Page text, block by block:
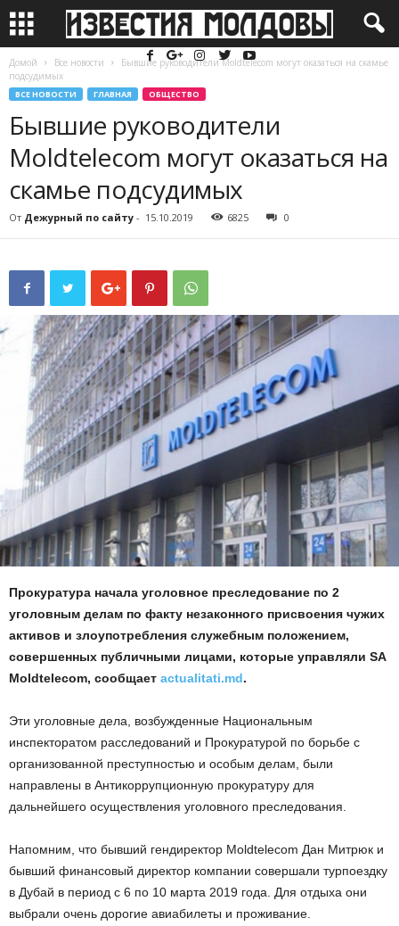
Домой Все новости
Бывшие руководители Moldtelecom могут оказаться на скамье
подсудимых
ВСЕ НОВОСТИ ГЛАВНАЯ ОБЩЕСТВО
Бывшие руководители
Moldtelecom могут оказаться на
скамье подсудимых
От Дежурный по сайту - 15.10.2019 6825 0
Прокуратура начала уголовное преследование по 2
уголовным делам по факту незаконного присвоения чужих
активов и злоупотребления служебным положением,
совершенных публичными лицами, которые управляли SA
Moldtelecom, сообщает actualitati.md.
Эти уголовные дела, возбужденные Национальным
инспекторатом расследований и Прокуратурой по борьбе с
организованной преступностью и особым делам, были
направлены в Антикоррупционную прокуратуру для
дальнейшего осуществления уголовного преследования.
Напомним, что бывший гендиректор Moldtelecom Дан Митрюк и
бывший финансовый директор компании совершали турпоездку
в Дубай в период с 6 по 10 марта 2019 года. Для отдыха они
выбрали очень дорогие авиабилеты и проживание.